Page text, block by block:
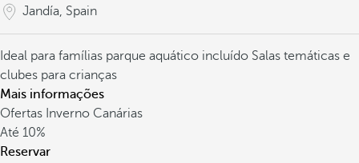
Jandía, Spain
Ideal para famílias parque aquático incluído Salas temáticas e
clubes para crianças
Mais informações
Ofertas Inverno Canárias
Até 10%
Reservar